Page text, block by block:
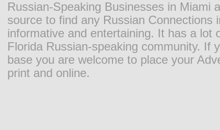
Russian-Speaking Businesses in Miami
source to find any Russian
informative and entertaining. It has a
Florida Russian-speaking community. If
base you are welcome to place your
print and online.